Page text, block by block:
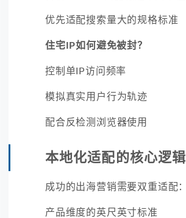
优先适配搜索量大的规格标准
住宅IP如何避免被封？
控制单IP访问频率
模拟真实用户行为轨迹
配合反检测浏览器使用
本地化适配的核心逻辑
成功的出海营销需要双重适配：
产品维度的英尺英寸标准